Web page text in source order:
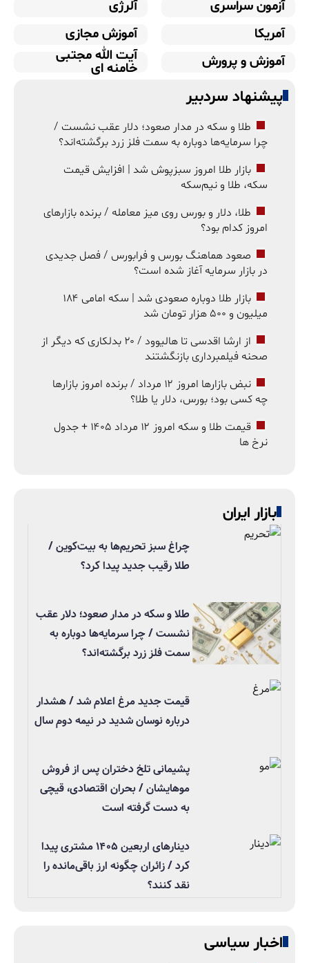
آزمون سراسری
آلرژی
آمریکا
آموزش مجازی
آموزش و پرورش
آیت الله مجتبی
خامنه ای
پیشنهاد سردبیر
طلا و سکه در مدار صعود؛ دلار عقب نشست /
چرا سرمایه‌ها دوباره به سمت فلز زرد برگشته‌اند؟
بازار طلا امروز سبزپوش شد | افزایش قیمت
سکه، طلا و نیم‌سکه
طلا، دلار و بورس روی میز معامله / برنده بازارهای
امروز کدام بود؟
صعود هماهنگ بورس و فرابورس / فصل جدیدی
در بازار سرمایه آغاز شده است؟
بازار طلا دوباره صعودی شد | سکه امامی ۱۸۴
میلیون و ۵۰۰ هزار تومان شد
از ارشا اقدسی تا هالیوود / ۲۰ بدلکاری که دیگر از
صحنه فیلمبرداری بازنگشتند
نبض بازارها امروز ۱۲ مرداد / برنده امروز بازارها
چه کسی بود؛ بورس، دلار یا طلا؟
قیمت طلا و سکه امروز ۱۲ مرداد ۱۴۰۵ + جدول
نرخ ها
بازار ایران
چراغ سبز تحریم‌ها به بیت‌کوین /
طلا رقیب جدید پیدا کرد؟
طلا و سکه در مدار صعود؛ دلار عقب
نشست / چرا سرمایه‌ها دوباره به
سمت فلز زرد برگشته‌اند؟
قیمت جدید مرغ اعلام شد / هشدار
درباره نوسان شدید در نیمه دوم سال
پشیمانی تلخ دختران پس از فروش
موهایشان / بحران اقتصادی، قیچی
به دست گرفته است
دینارهای اربعین ۱۴۰۵ مشتری پیدا
کرد / زائران چگونه ارز باقی‌مانده را
نقد کنند؟
اخبار سیاسی